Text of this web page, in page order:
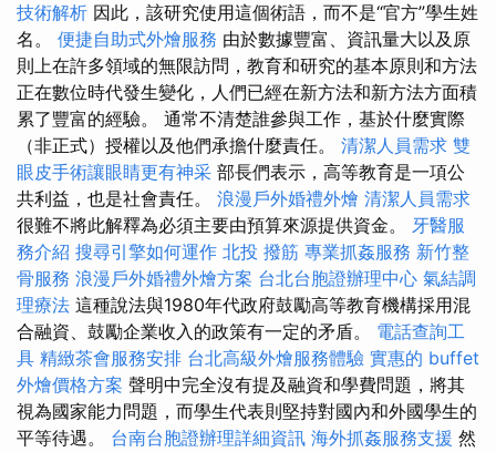
技術解析 因此，該研究使用這個術語，而不是“官方”學生姓
名。 便捷自助式外燴服務 由於數據豐富、資訊量大以及原
則上在許多領域的無限訪問，教育和研究的基本原則和方法
正在數位時代發生變化，人們已經在新方法和新方法方面積
累了豐富的經驗。 通常不清楚誰參與工作，基於什麼實際
（非正式）授權以及他們承擔什麼責任。 清潔人員需求 雙
眼皮手術讓眼睛更有神采 部長們表示，高等教育是一項公
共利益，也是社會責任。 浪漫戶外婚禮外燴 清潔人員需求
很難不將此解釋為必須主要由預算來源提供資金。 牙醫服
務介紹 搜尋引擎如何運作 北投 撥筋 專業抓姦服務 新竹整
骨服務 浪漫戶外婚禮外燴方案 台北台胞證辦理中心 氣結調
理療法 這種說法與1980年代政府鼓勵高等教育機構採用混
合融資、鼓勵企業收入的政策有一定的矛盾。 電話查詢工
具 精緻茶會服務安排 台北高級外燴服務體驗 實惠的 buffet
外燴價格方案 聲明中完全沒有提及融資和學費問題，將其
視為國家能力問題，而學生代表則堅持對國內和外國學生的
平等待遇。 台南台胞證辦理詳細資訊 海外抓姦服務支援 然